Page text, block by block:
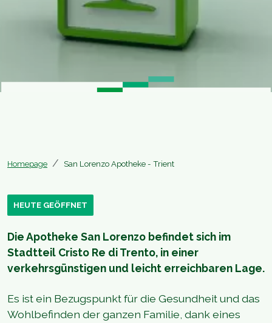
Homepage San Lorenzo Apotheke - Trient
HEUTE GEÖFFNET
Die Apotheke San Lorenzo befindet sich im
Stadtteil Cristo Re di Trento, in einer
verkehrsgünstigen und leicht erreichbaren Lage.
Es ist ein Bezugspunkt für die Gesundheit und das
Wohlbefinden der ganzen Familie, dank eines